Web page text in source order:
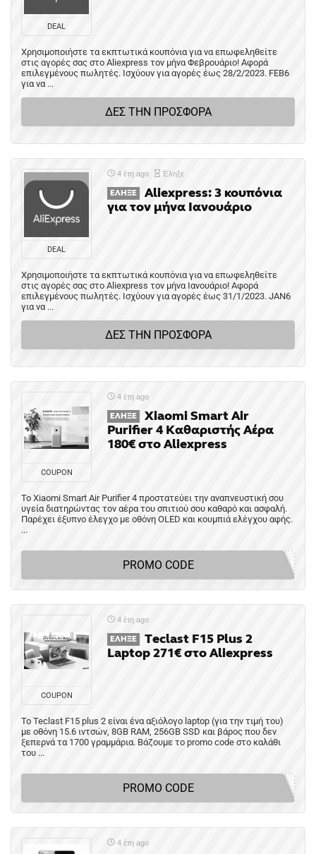
DEAL
Χρησιμοποιήστε τα εκπτωτικά κουπόνια για να επωφεληθείτε
στις αγορές σας στο Aliexpress τον μήνα Φεβρουάριο! Αφορά
επιλεγμένους πωλητές. Ισχύουν για αγορές έως 28/2/2023. FEB6
για να ...
ΔΕΣ ΤΗΝ ΠΡΟΣΦΟΡΑ
DEAL
4 έτη ago Έληξε
ΈΛΗΞΕ
Aliexpress: 3 κουπόνια
για τον μήνα Ιανουάριο
Χρησιμοποιήστε τα εκπτωτικά κουπόνια για να επωφεληθείτε
στις αγορές σας στο Aliexpress τον μήνα Ιανουάριο! Αφορά
επιλεγμένους πωλητές. Ισχύουν για αγορές έως 31/1/2023. JAN6
για να ...
ΔΕΣ ΤΗΝ ΠΡΟΣΦΟΡΑ
COUPON
4 έτη ago
ΈΛΗΞΕ
Xiaomi Smart Air
Purifier 4 Καθαριστής Αέρα
180€ στο Aliexpress
Το Xiaomi Smart Air Purifier 4 προστατεύει την αναπνευστική σου
υγεία διατηρώντας τον αέρα του σπιτιού σου καθαρό και ασφαλή.
Παρέχει έξυπνο έλεγχο με οθόνη OLED και κουμπιά ελέγχου αφής.
...
PROMO CODE
COUPON
4 έτη ago
ΈΛΗΞΕ
Teclast F15 Plus 2
Laptop 271€ στο Aliexpress
To Teclast F15 plus 2 είναι ένα αξιόλογο laptop (για την τιμή του)
με οθόνη 15.6 ιντσών, 8GB RAM, 256GB SSD και βάρος που δεν
ξεπερνά τα 1700 γραμμάρια. Βάζουμε το promo code στο καλάθι
του ...
PROMO CODE
4 έτη ago